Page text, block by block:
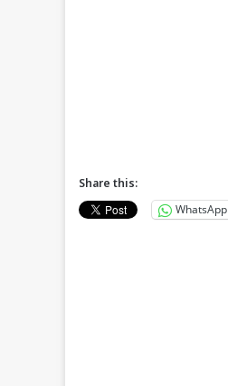
Share this:
WhatsApp